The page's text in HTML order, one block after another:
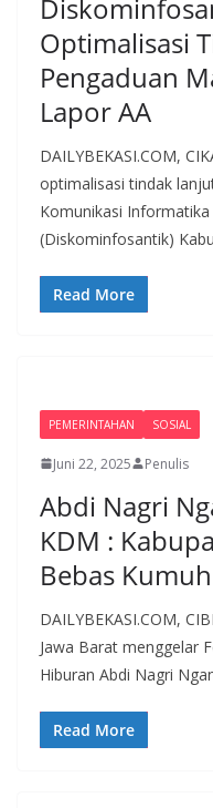
Optimalisasi
Pengaduan
Lapor AA
DAILYBEKASI.COM,
optimalisasi tindak
Komunikasi
(Diskominfosantik)
Read More
PEMERINTAHAN SOSIAL
Juni 22, 2025 Penulis
Abdi Nagri
KDM :
Bebas
DAILYBEKASI.COM,
Jawa Barat menggelar
Hiburan Abdi Nagri
Read More